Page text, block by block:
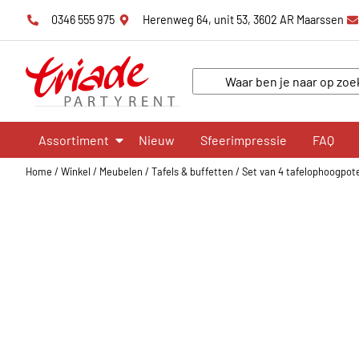
0346 555 975 Herenweg 64, unit 53, 3602 AR Maarssen
Assortiment Nieuw Sfeerimpressie FAQ
Home / Winkel / Meubelen / Tafels & buffetten / Set van 4